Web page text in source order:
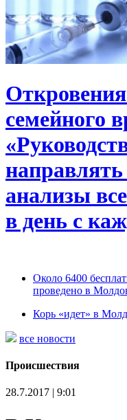
семейного
анализы
в день с
Около 6400
проведено в
Корь «идет» в
все новости
Происшествия
28.7.2017 | 9:01